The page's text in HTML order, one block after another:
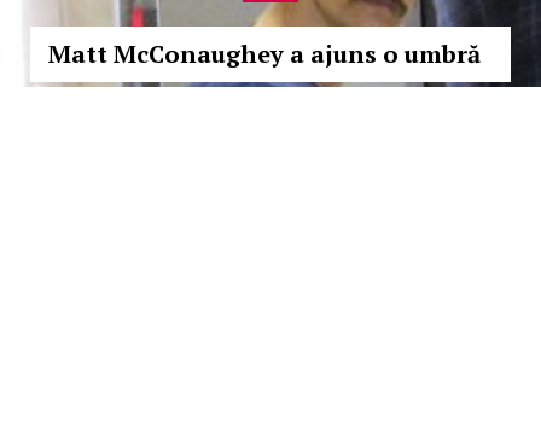
Matt McConaughey a ajuns o umbră